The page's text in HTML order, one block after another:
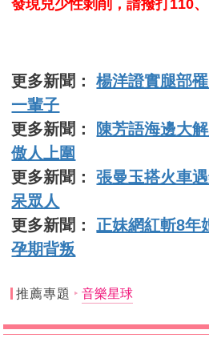
發現兒少性剝削，請撥打110
更多新聞：楊洋證實腿部
一輩子
更多新聞：
陳芳語海邊大
傲人上圍
更多新聞：張曼玉搭火車
呆眾人
更多新聞： 正妹網紅斬8
孕期背叛
推薦專題 音樂星球